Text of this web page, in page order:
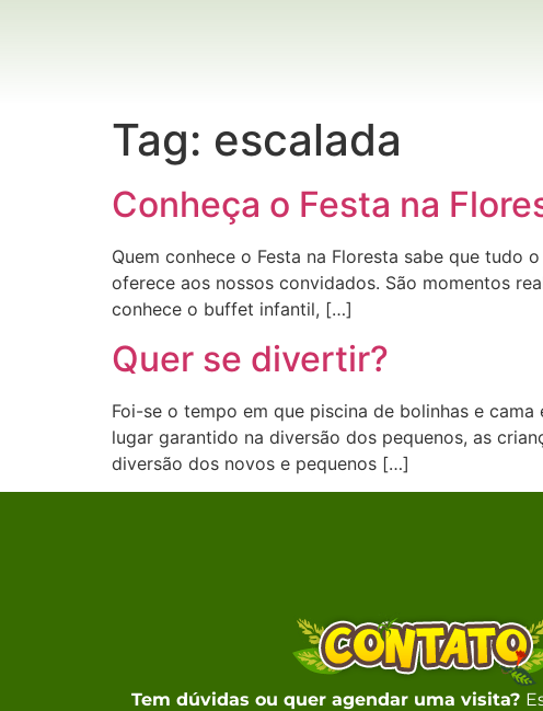
Tag: escalada
Conheça o Festa na
Quem conhece o Festa na Floresta sabe que tudo
oferece aos nossos convidados. São momentos
conhece o buffet infantil, […]
Quer se divertir?
Foi-se o tempo em que piscina de bolinhas e
lugar garantido na diversão dos pequenos, as
diversão dos novos e pequenos […]
Tem dúvidas ou quer agendar uma visita?